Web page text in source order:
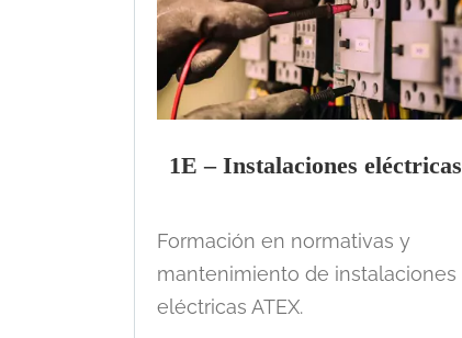
1E – Instalaciones eléctricas
Formación en normativas y
mantenimiento de instalaciones
eléctricas ATEX.